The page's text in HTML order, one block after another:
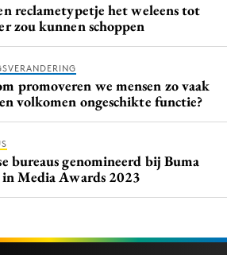
reclametypetje het weleens tot
zou kunnen schoppen
promoveren we mensen zo vaak
volkomen ongeschikte functie?
bureaus genomineerd bij Buma
Media Awards 2023